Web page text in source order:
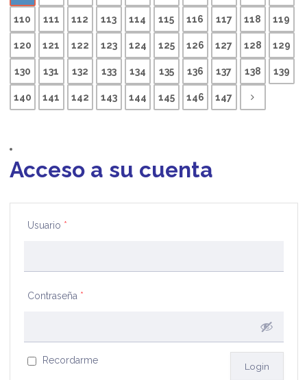
110 111 112 113 114 115 116 117 118 119
120 121 122 123 124 125 126 127 128 129
130 131 132 133 134 135 136 137 138 139
140 141 142 143 144 145 146 147
Acceso a su cuenta
Usuario *
Contraseña *
Recordarme